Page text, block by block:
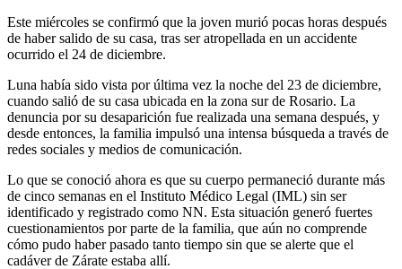
Este miércoles se confirmó que la joven murió pocas horas después
de haber salido de su casa, tras ser atropellada en un accidente
ocurrido el 24 de diciembre.
Luna había sido vista por última vez la noche del 23 de diciembre,
cuando salió de su casa ubicada en la zona sur de Rosario. La
denuncia por su desaparición fue realizada una semana después, y
desde entonces, la familia impulsó una intensa búsqueda a través de
redes sociales y medios de comunicación.
Lo que se conoció ahora es que su cuerpo permaneció durante más
de cinco semanas en el Instituto Médico Legal (IML) sin ser
identificado y registrado como NN. Esta situación generó fuertes
cuestionamientos por parte de la familia, que aún no comprende
cómo pudo haber pasado tanto tiempo sin que se alerte que el
cadáver de Zárate estaba allí.